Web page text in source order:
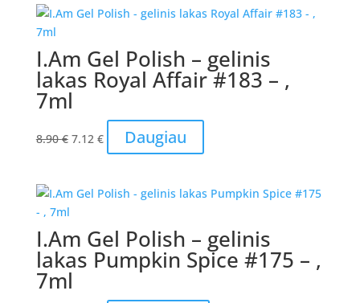
8.90 €.7.12 €.
I.Am Gel Polish – gelinis
lakas Royal Affair #183 – ,
7ml
8.90€ Original
8.90 €.
7.12 €Current
price
7.12 €.
Daugiau
I.Am Gel Polish – gelinis
lakas Pumpkin Spice #175 – ,
7ml